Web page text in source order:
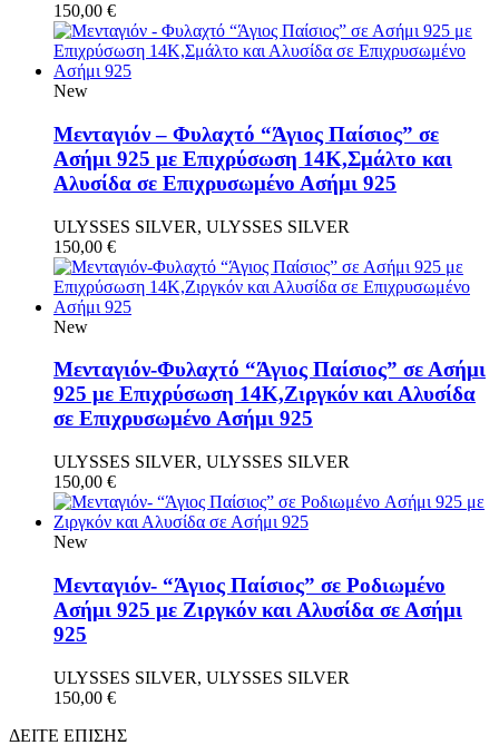
150,00 €
New
Μενταγιόν – Φυλαχτό “Άγιος Παίσιος” σε
Ασήμι 925 με Επιχρύσωση 14Κ,Σμάλτο και
Αλυσίδα σε Επιχρυσωμένο Ασήμι 925
ULYSSES SILVER, ULYSSES SILVER
150,00 €
New
Μενταγιόν-Φυλαχτό “Άγιος Παίσιος” σε Ασήμι
925 με Επιχρύσωση 14Κ,Ζιργκόν και Αλυσίδα
σε Επιχρυσωμένο Ασήμι 925
ULYSSES SILVER, ULYSSES SILVER
150,00 €
New
Μενταγιόν- “Άγιος Παίσιος” σε Ροδιωμένο
Aσήμι 925 με Ζιργκόν και Αλυσίδα σε Ασήμι
925
ULYSSES SILVER, ULYSSES SILVER
150,00 €
ΔΕΙΤΕ ΕΠΙΣΗΣ